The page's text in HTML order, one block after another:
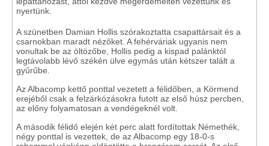
nyertünk.
A szünetben Damian Hollis szórakoztatta csapattársait és a
csarnokban maradt nézőket. A fehérváriak ugyanis nem
vonultak be az öltözőbe, Hollis pedig a kispad palánktól
legtávolabb lévő székén ülve egymás után kétszer talált a
gyűrűbe.
Az Albacomp kettő ponttal vezetett a félidőben, a Körmend
erejéből csak a felzárkózásokra futott az első húsz percben,
az előny folyamatosan a vendégeknél volt.
A második félidő elején két perc alatt fordítottak Némethék,
négy ponttal is vezettek, de az Albacomp egy 18-0-s